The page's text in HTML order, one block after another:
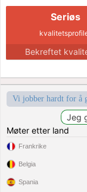
Seriøs
Bekreftet
Vi jobber hardt for å
Møter etter land
Frankrike
Belgia
Spania